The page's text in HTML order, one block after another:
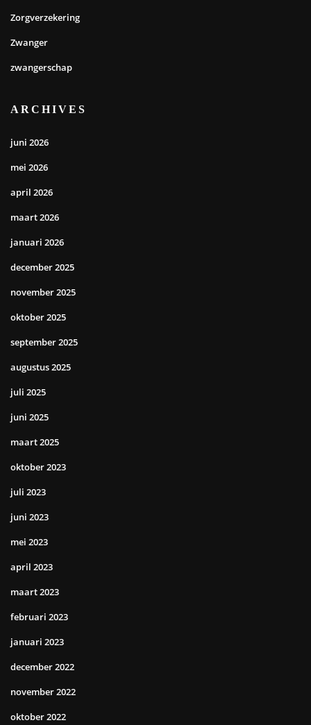
Zorgverzekering
Zwanger
zwangerschap
ARCHIVES
juni 2026
mei 2026
april 2026
maart 2026
januari 2026
december 2025
november 2025
oktober 2025
september 2025
augustus 2025
juli 2025
juni 2025
maart 2025
oktober 2023
juli 2023
juni 2023
mei 2023
april 2023
maart 2023
februari 2023
januari 2023
december 2022
november 2022
oktober 2022